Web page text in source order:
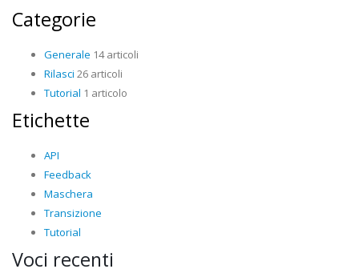
Categorie
Generale 14 articoli
Rilasci 26 articoli
Tutorial 1 articolo
Etichette
API
Feedback
Maschera
Transizione
Tutorial
Voci recenti